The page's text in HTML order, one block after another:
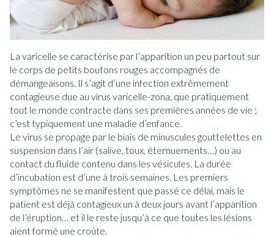
La varicelle se caractérise par l’apparition un peu partout sur
le corps de petits boutons rouges accompagnés de
démangeaisons. Il s’agit d’une infection extrêmement
contagieuse due au virus varicelle-zona, que pratiquement
tout le monde contracte dans ses premières années de vie ;
c’est typiquement une maladie d’enfance.
Le virus se propage par le biais de minuscules gouttelettes en
suspension dans l’air (salive, toux, éternuements…) ou au
contact du fluide contenu dans les vésicules. La durée
d’incubation est d’une à trois semaines. Les premiers
symptômes ne se manifestent que passé ce délai, mais le
patient est déjà contagieux un à deux jours avant l’apparition
de l’éruption… et il le reste jusqu’à ce que toutes les lésions
aient formé une croûte.